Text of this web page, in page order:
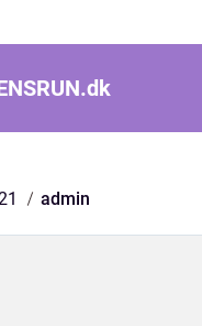
dk
admin